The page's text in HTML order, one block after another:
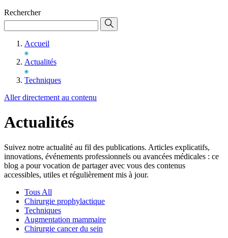
Rechercher
Accueil
Actualités
Techniques
Aller directement au contenu
Actualités
Suivez notre actualité au fil des publications. Articles explicatifs,
innovations, événements professionnels ou avancées médicales : ce
blog a pour vocation de partager avec vous des contenus
accessibles, utiles et régulièrement mis à jour.
Tous All
Chirurgie prophylactique
Techniques
Augmentation mammaire
Chirurgie cancer du sein